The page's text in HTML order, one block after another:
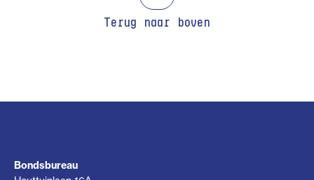
Terug naar boven
Bondsbureau